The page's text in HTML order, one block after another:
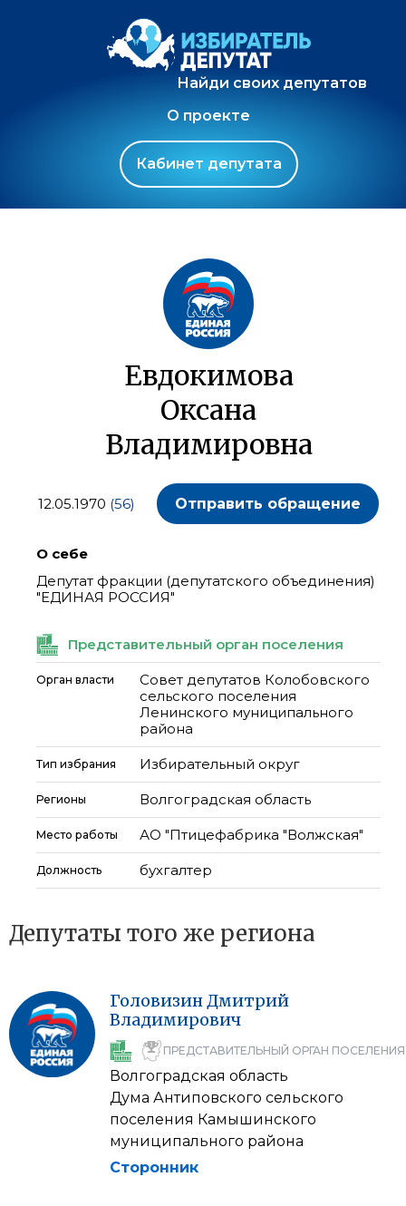
Найди своих депутатов
О проекте
Кабинет депутата
Евдокимова
Оксана
Владимировна
12.05.1970 (56) Отправить обращение
О себе
Депутат фракции (депутатского объединения)
"ЕДИНАЯ РОССИЯ"
Представительный орган поселения
Орган власти
Совет депутатов Колобовского
сельского поселения
Ленинского муниципального
района
Тип избрания Избирательный округ
Регионы Волгоградская область
Место работы АО "Птицефабрика "Волжская"
Должность бухгалтер
Депутаты того же региона
ГоловизинДмитрий
Владимирович
ПРЕДСТАВИТЕЛЬНЫЙ ОРГАН ПОСЕЛЕНИЯ
Волгоградская область
Дума Антиповского сельского
поселения Камышинского
муниципального района
Сторонник